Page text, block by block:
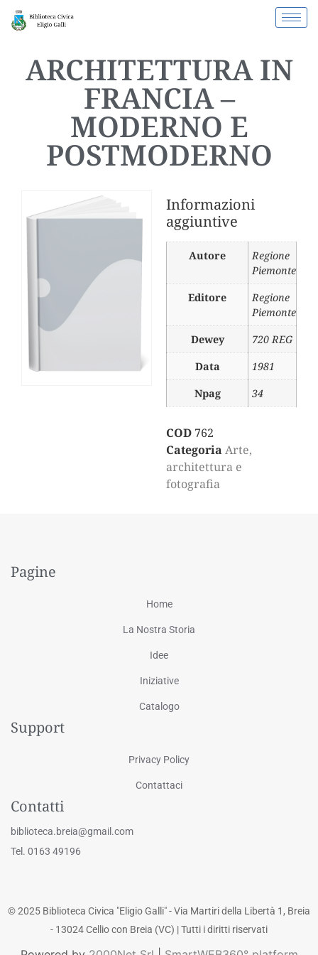
ARCHITETTURA IN
FRANCIA –
MODERNO E
POSTMODERNO
Informazioni
aggiuntive
Autore
Regione
Piemonte
Editore
Regione
Piemonte
Dewey
720 REG
Data
1981
Npag
34
COD 762
Categoria Arte,
architettura e
fotografia
Pagine
Home
La Nostra Storia
Idee
Iniziative
Catalogo
Support
Privacy Policy
Contattaci
Contatti
biblioteca.breia@gmail.com
Tel. 0163 49196
© 2025 Biblioteca Civica "Eligio Galli" - Via Martiri della Libertà 1, Breia
- 13024 Cellio con Breia (VC) | Tutti i diritti riservati